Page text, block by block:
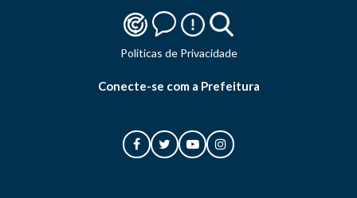
Politicas de Privacidade
Conecte-se com a Prefeitura